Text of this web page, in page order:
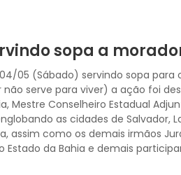
sopa a
05 (Sábado) servindo sopa para
serve para viver) a ação foi
Conselheiro Estadual
as cidades de Salvador,
como os demais irmãos
Estado da Bahia e demais